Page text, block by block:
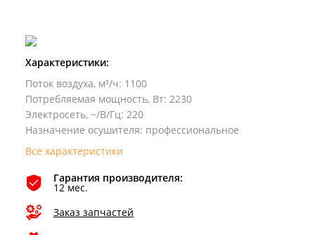
Характеристики:
Поток воздуха, м³/ч: 1100
Потребляемая мощность, Вт: 2230
Электросеть, ~/В/Гц: 220
Назначение осушителя: профессиональное
Все характеристики
Гарантия производителя:
12 мес.
Заказ запчастей